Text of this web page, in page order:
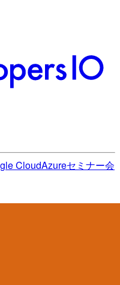
CloudAzureセミナー会